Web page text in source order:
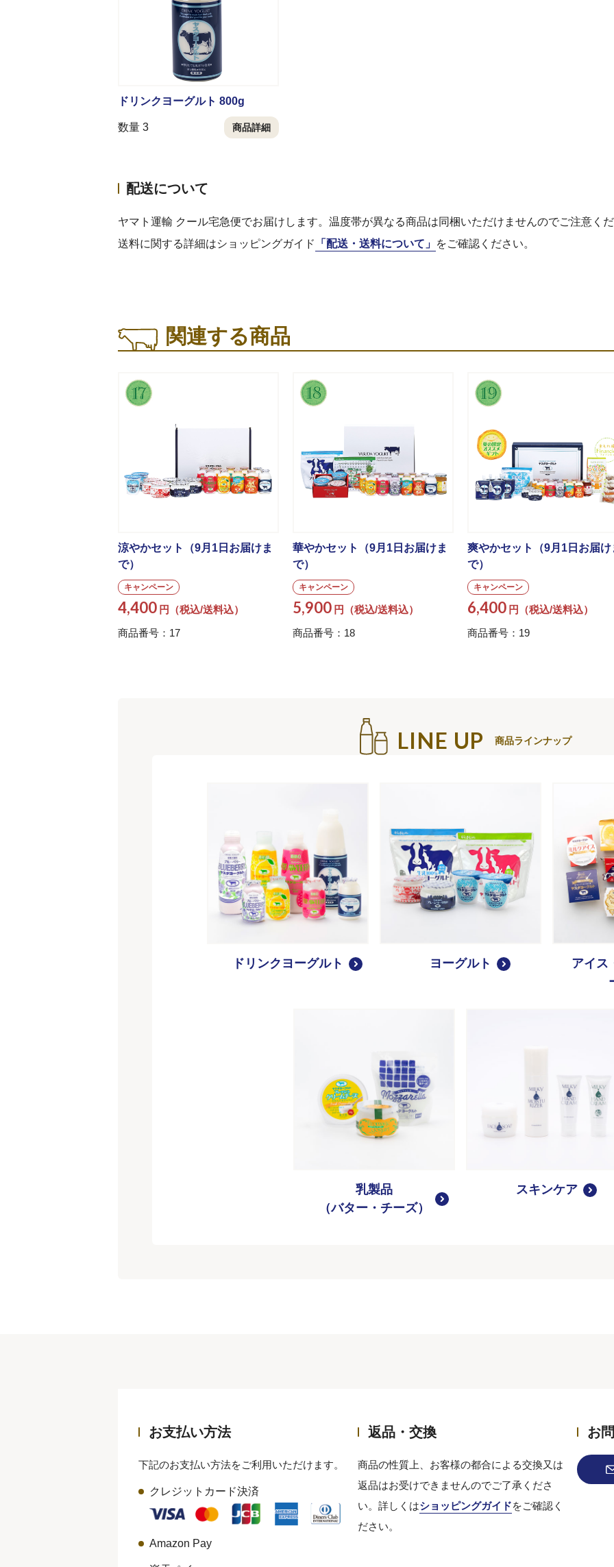
ドリンクヨーグルト 800g
数量 3 商品詳細
配送について
ヤマト運輸 クール宅急便でお届けします。温度帯が異なる商品は同梱いただけませんのでご注意く
送料に関する詳細はショッピングガイド
「配送・送料について」 をご確認ください。
関連する商品
涼やかセット（9月1日お届けま
で）
キャンペーン
4,400 円（税込/送料込）
商品番号：17
華やかセット（9月1日お届けま
で）
キャンペーン
5,900 円（税込/送料込）
商品番号：18
爽やかセット（9月1日お届け
で）
キャンペーン
6,400 円（税込/送料込）
商品番号：19
LINE UP 商品ラインナップ
ドリンクヨーグルト ヨーグルト
アイス
乳製品
（バター・チーズ）
スキンケア
お支払い方法
下記のお支払い方法をご利用いただけます。
クレジットカード決済
Amazon Pay
返品・交換
商品の性質上、お客様の都合による交換又は
返品はお受けできませんのでご了承くださ
い。詳しくはショッピングガイドをご確認く
ださい。
お